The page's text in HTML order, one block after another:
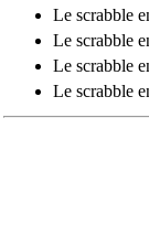
Le scrabble
Le scrabble
Le scrabble
Le scrabble